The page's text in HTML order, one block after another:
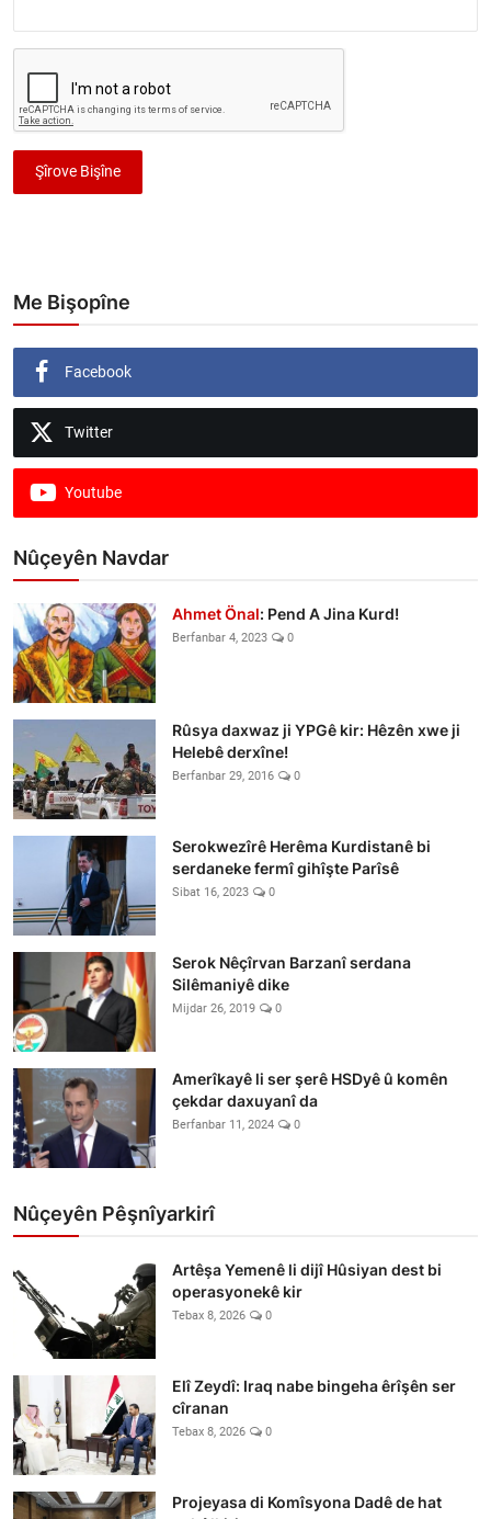
Şîrove Bişîne
Me Bişopîne
Facebook
Twitter
Youtube
Nûçeyên Navdar
Ahmet Önal: Pend A Jina Kurd!
Berfanbar 4, 2023 0
Rûsya daxwaz ji YPGê kir: Hêzên xwe ji
Helebê derxîne!
Berfanbar 29, 2016 0
Serokwezîrê Herêma Kurdistanê bi
serdaneke fermî gihîşte Parîsê
Sibat 16, 2023 0
Serok Nêçîrvan Barzanî serdana
Silêmaniyê dike
Mijdar 26, 2019 0
Amerîkayê li ser şerê HSDyê û komên
çekdar daxuyanî da
Berfanbar 11, 2024 0
Nûçeyên Pêşnîyarkirî
Artêşa Yemenê li dijî Hûsiyan dest bi
operasyonekê kir
Tebax 8, 2026 0
Elî Zeydî: Iraq nabe bingeha êrîşên ser
cîranan
Tebax 8, 2026 0
Projeyasa di Komîsyona Dadê de hat